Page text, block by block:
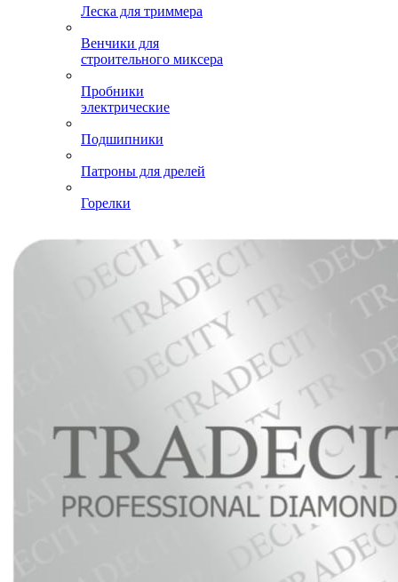
Леска для триммера
Венчики для
строительного миксера
Пробники
электрические
Подшипники
Патроны для дрелей
Горелки